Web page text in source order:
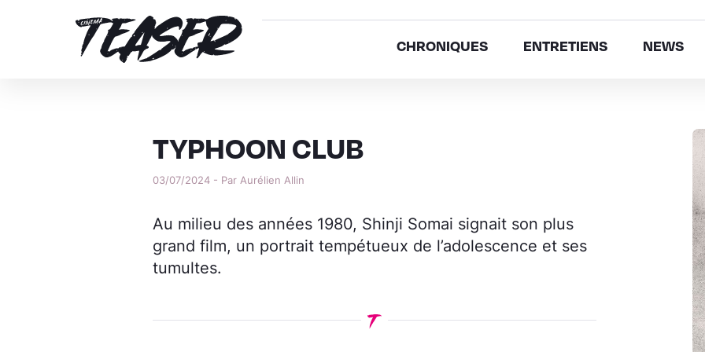
CHRONIQUES ENTRETIENS NEWS
TYPHOON CLUB
03/07/2024 - Par Aurélien Allin
Au milieu des années 1980, Shinji Somai signait son plus
grand film, un portrait tempétueux de l’adolescence et ses
tumultes.